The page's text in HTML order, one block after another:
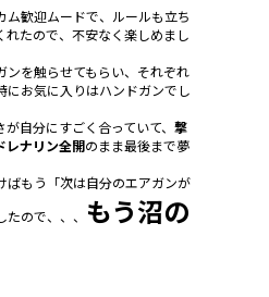
ム歓迎ムードで、ルールも立ち
れたので、不安なく楽しめまし
ンを触らせてもらい、それぞれ
にお気に入りはハンドガンでし
自分にすごく合っていて、 撃
レナリン全開のまま最後まで夢
ばもう「次は自分のエアガンが
ので、、、
もう沼の